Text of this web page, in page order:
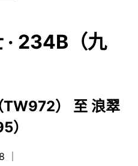
234B（九
） 至 浪翠
）